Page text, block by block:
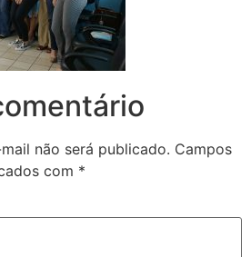
não será publicado. Campos
com *